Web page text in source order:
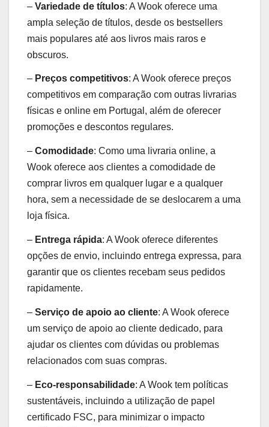
– Variedade de títulos: A Wook oferece uma
ampla seleção de títulos, desde os bestsellers
mais populares até aos livros mais raros e
obscuros.
– Preços competitivos: A Wook oferece preços
competitivos em comparação com outras livrarias
físicas e online em Portugal, além de oferecer
promoções e descontos regulares.
– Comodidade: Como uma livraria online, a
Wook oferece aos clientes a comodidade de
comprar livros em qualquer lugar e a qualquer
hora, sem a necessidade de se deslocarem a uma
loja física.
– Entrega rápida: A Wook oferece diferentes
opções de envio, incluindo entrega expressa, para
garantir que os clientes recebam seus pedidos
rapidamente.
– Serviço de apoio ao cliente: A Wook oferece
um serviço de apoio ao cliente dedicado, para
ajudar os clientes com dúvidas ou problemas
relacionados com suas compras.
– Eco-responsabilidade: A Wook tem políticas
sustentáveis, incluindo a utilização de papel
certificado FSC, para minimizar o impacto